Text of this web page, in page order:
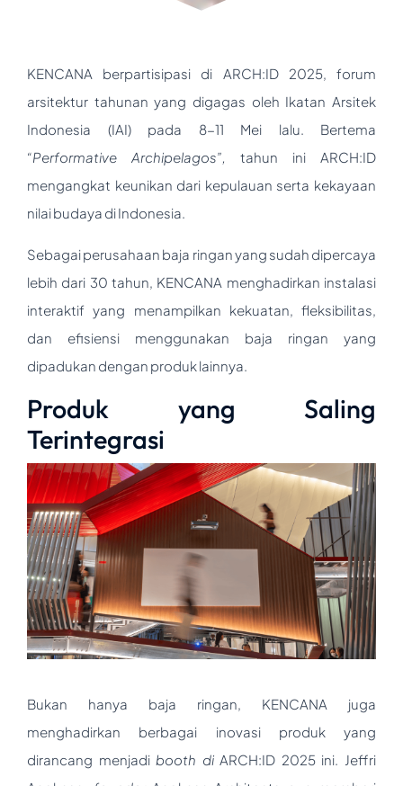
KENCANA berpartisipasi di ARCH:ID 2025, forum
arsitektur tahunan yang digagas oleh Ikatan Arsitek
Indonesia (IAI) pada 8-11 Mei lalu. Bertema
“Performative Archipelagos”, tahun ini ARCH:ID
mengangkat keunikan dari kepulauan serta kekayaan
nilai budaya di Indonesia.
Sebagai perusahaan baja ringan yang sudah dipercaya
lebih dari 30 tahun, KENCANA menghadirkan instalasi
interaktif yang menampilkan kekuatan, fleksibilitas,
dan efisiensi menggunakan baja ringan yang
dipadukan dengan produk lainnya.
Produk yang Saling
Terintegrasi
Bukan hanya baja ringan, KENCANA juga
menghadirkan berbagai inovasi produk yang
dirancang menjadi booth diARCH:ID 2025 ini. Jeffri